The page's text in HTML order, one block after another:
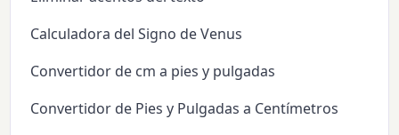
Calculadora del Signo de Venus
Convertidor de cm a pies y pulgadas
Convertidor de Pies y Pulgadas a Centímetros